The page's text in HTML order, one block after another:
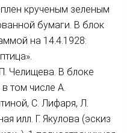
крученым зеленым
бумаги. В блок
на 14.4.1928:
Челищева. В блоке
том числе А.
С. Лифаря, Л.
илл. Г. Якулова (эскиз